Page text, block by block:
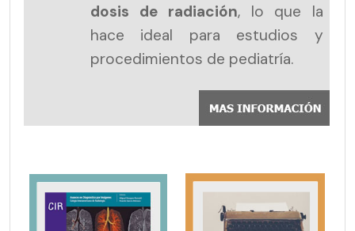
dosis de radiación, lo que la
hace ideal para estudios y
procedimientos de pediatría.